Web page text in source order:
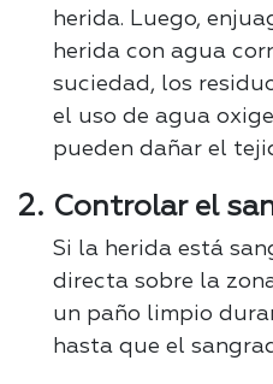
herida. Luego,
herida con agua
suciedad, los
el uso de agua
pueden dañar el
Controlar el
Si la herida está
directa sobre la
un paño limpio
hasta que el